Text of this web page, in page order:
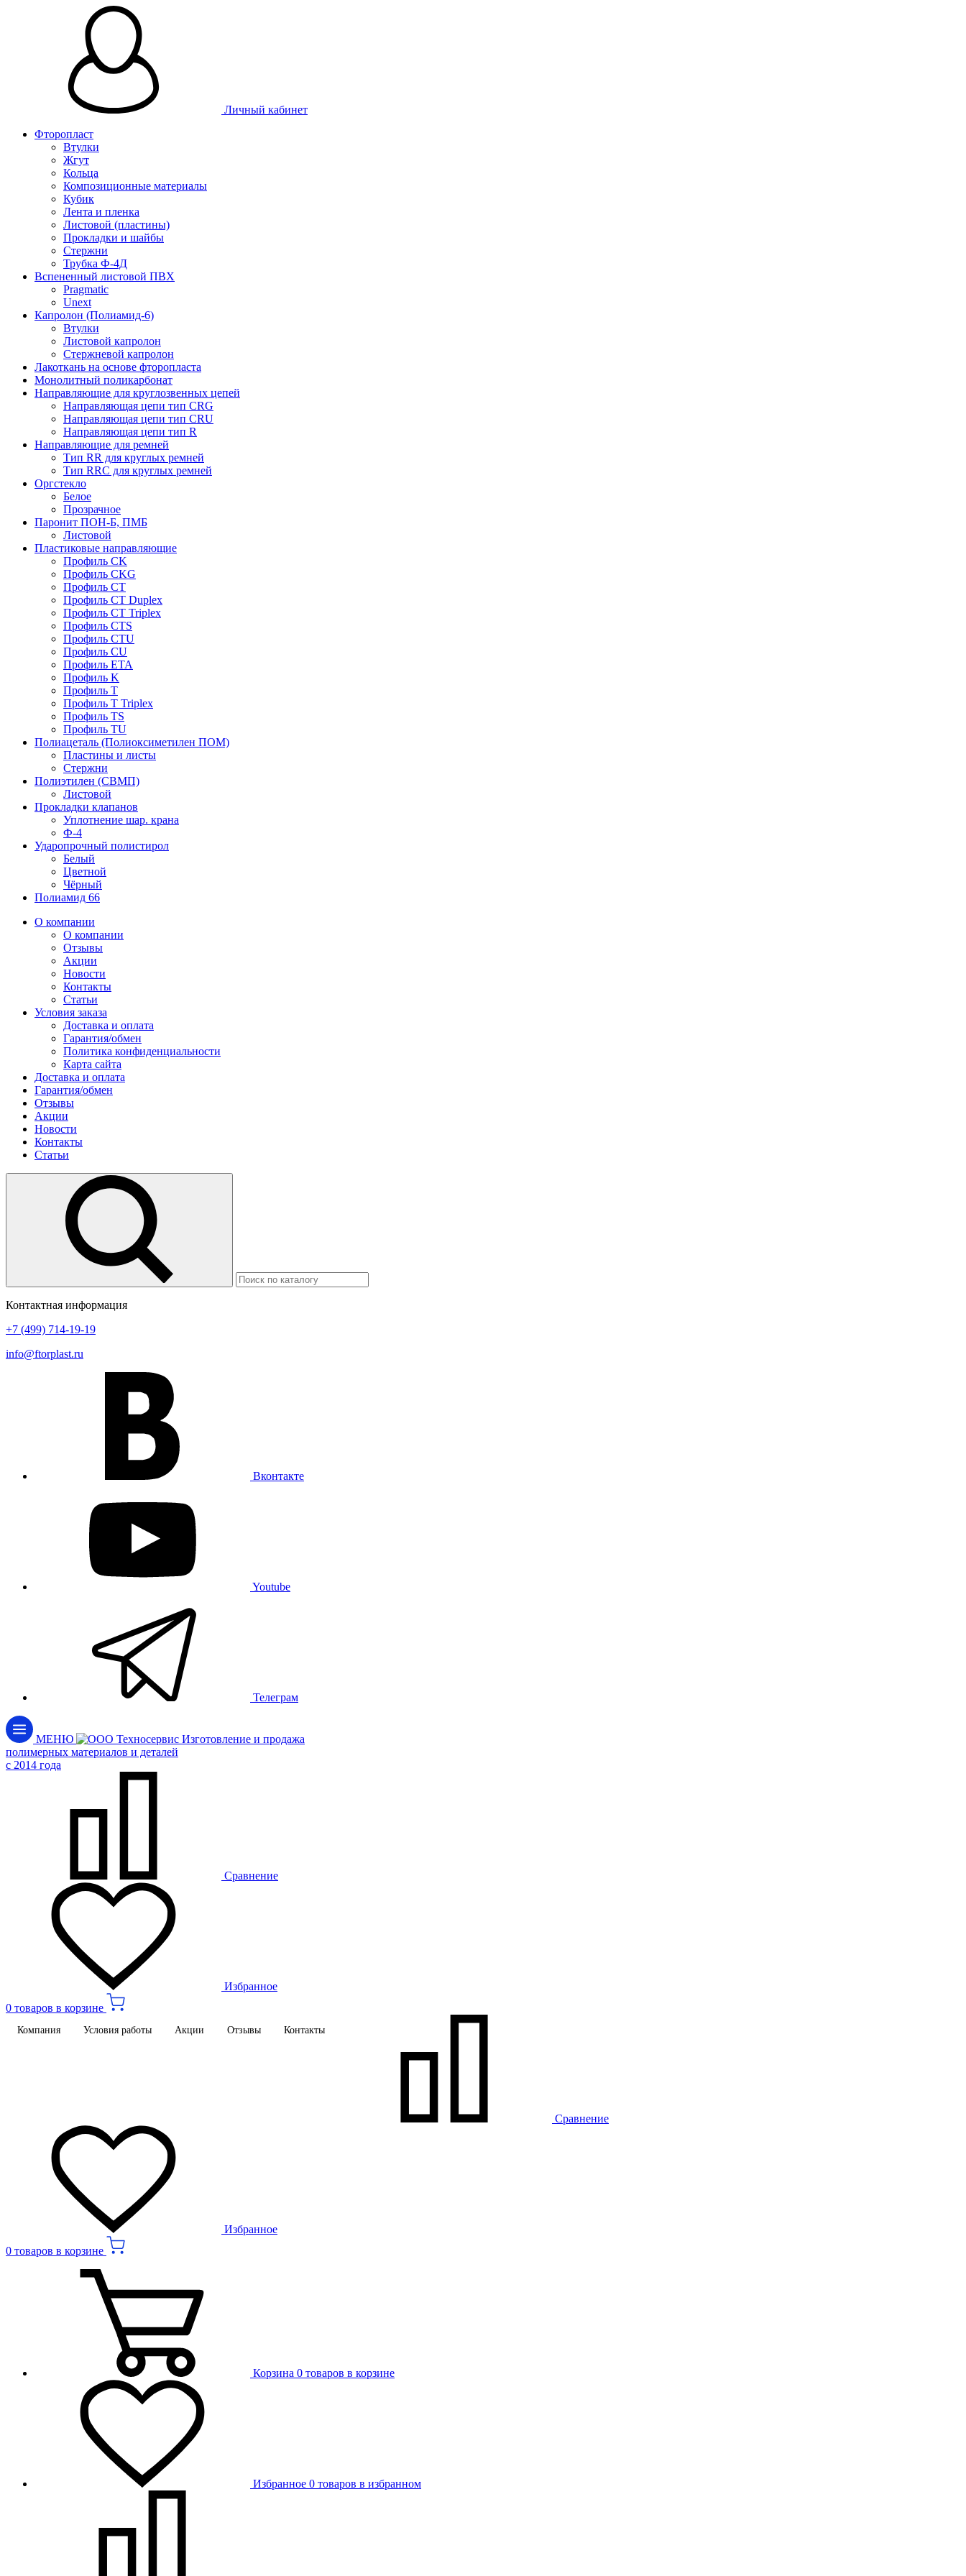
Личный кабинет
Фторопласт
Втулки
Жгут
Кольца
Композиционные материалы
Кубик
Лента и пленка
Листовой (пластины)
Прокладки и шайбы
Стержни
Трубка Ф-4Д
Вспененный листовой ПВХ
Pragmatic
Unext
Капролон (Полиамид-6)
Втулки
Листовой капролон
Стержневой капролон
Лакоткань на основе фторопласта
Монолитный поликарбонат
Направляющие для круглозвенных цепей
Направляющая цепи тип CRG
Направляющая цепи тип CRU
Направляющая цепи тип R
Направляющие для ремней
Тип RR для круглых ремней
Тип RRС для круглых ремней
Оргстекло
Белое
Прозрачное
Паронит ПОН-Б, ПМБ
Листовой
Пластиковые направляющие
Профиль CK
Профиль CKG
Профиль CT
Профиль CT Duplex
Профиль CT Triplex
Профиль CTS
Профиль CTU
Профиль CU
Профиль ETA
Профиль K
Профиль T
Профиль T Triplex
Профиль TS
Профиль TU
Полиацеталь (Полиоксиметилен ПОМ)
Пластины и листы
Стержни
Полиэтилен (СВМП)
Листовой
Прокладки клапанов
Уплотнение шар. крана
Ф-4
Ударопрочный полистирол
Белый
Цветной
Чёрный
Полиамид 66
О компании
О компании
Отзывы
Акции
Новости
Контакты
Статьи
Условия заказа
Доставка и оплата
Гарантия/обмен
Политика конфиденциальности
Карта сайта
Доставка и оплата
Гарантия/обмен
Отзывы
Акции
Новости
Контакты
Статьи
Контактная информация
+7 (499) 714-19-19
info@ftorplast.ru
Вконтакте
Youtube
Телеграм
МЕНЮ
Изготовление и продажа
полимерных материалов и деталей
c 2014 года
Сравнение
Избранное
0 товаров в корзине
Компания Условия работы Акции Отзывы Контакты
Сравнение
Избранное
0 товаров в корзине
Корзина 0 товаров в корзине
Избранное 0 товаров в избранном